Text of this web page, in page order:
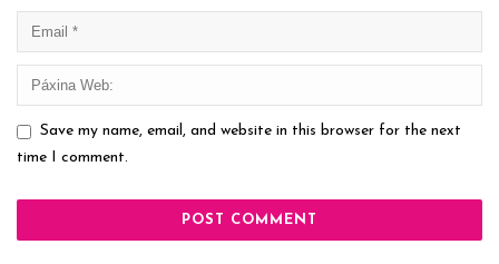
Save my name, email, and website in this browser for the next
time I comment.